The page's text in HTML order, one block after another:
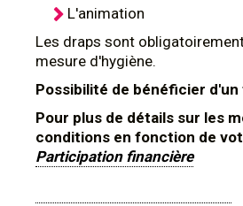
L'animation
Les draps sont
mesure d'hygiène.
Possibilité de bénéficier
Pour plus de détails sur les
conditions en fonction de
Participation financière